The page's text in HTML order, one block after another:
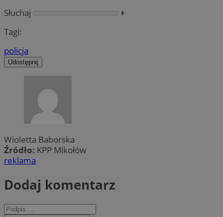
Słuchaj
⏵︎
Tagi:
policja
Udostępnij
Wioletta Baborska
Źródło: KPP Mikołów
reklama
Dodaj komentarz